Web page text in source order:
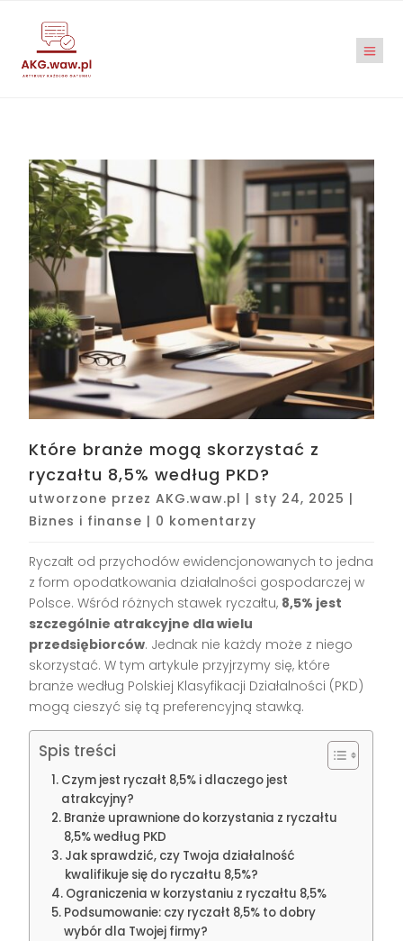
Które branże mogą skorzystać z
ryczałtu 8,5% według PKD?
utworzone przezAKG.waw.pl | sty 24, 2025 |
Biznes i finanse | 0 komentarzy
Ryczałt od przychodów ewidencjonowanych to jedna
z form opodatkowania działalności gospodarczej w
Polsce. Wśród różnych stawek ryczałtu, 8,5% jest
szczególnie atrakcyjne dla wielu
przedsiębiorców. Jednak nie każdy może z niego
skorzystać. W tym artykule przyjrzymy się, które
branże według Polskiej Klasyfikacji Działalności (PKD)
mogą cieszyć się tą preferencyjną stawką.
Spis treści
Czym jest ryczałt 8,5% i dlaczego jest
atrakcyjny?
Branże uprawnione do korzystania z ryczałtu
8,5% według PKD
Jak sprawdzić, czy Twoja działalność
kwalifikuje się do ryczałtu 8,5%?
Ograniczenia w korzystaniu z ryczałtu 8,5%
Podsumowanie: czy ryczałt 8,5% to dobry
wybór dla Twojej firmy?